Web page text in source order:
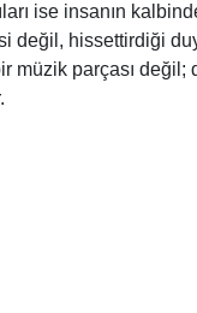
ise insanın
hissettirdiği
parçası değil;